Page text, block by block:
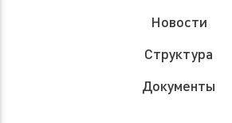
Новости
Структура
Документы